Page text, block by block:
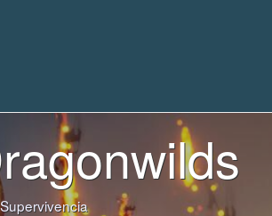
Supervivencia